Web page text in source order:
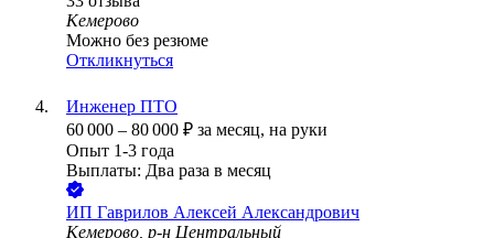
Кемерово
Можно без резюме
Откликнуться
Инженер ПТО
60 000 – 80 000 ₽ за месяц, на руки
Опыт 1-3 года
Выплаты: Два раза в месяц
ИП Гаврилов Алексей Александрович
Кемерово, р-н Центральный